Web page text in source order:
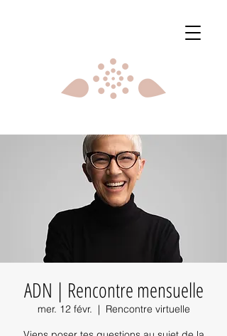
ADN | Rencontre mensuelle
mer. 12 févr.
  |
Rencontre virtuelle